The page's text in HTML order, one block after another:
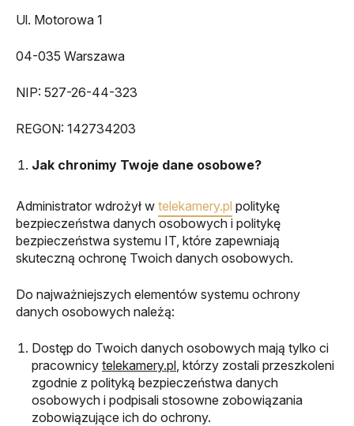
Ul. Motorowa 1
04-035 Warszawa
NIP: 527-26-44-323
REGON: 142734203
Jak chronimy Twoje dane osobowe?
Administrator wdrożył w telekamery.pl politykę
bezpieczeństwa danych osobowych i politykę
bezpieczeństwa systemu IT, które zapewniają
skuteczną ochronę Twoich danych osobowych.
Do najważniejszych elementów systemu ochrony
danych osobowych należą:
Dostęp do Twoich danych osobowych mają tylko ci
pracownicy telekamery.pl , którzy zostali przeszkoleni
zgodnie z polityką bezpieczeństwa danych
osobowych i podpisali stosowne zobowiązania
zobowiązujące ich do ochrony.